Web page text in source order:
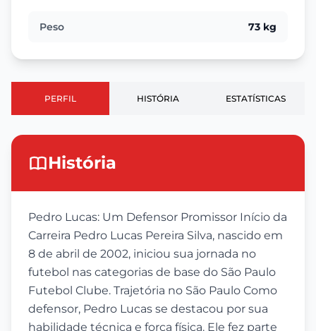
Peso 73 kg
PERFIL HISTÓRIA ESTATÍSTICAS
História
Pedro Lucas: Um Defensor Promissor Início da
Carreira Pedro Lucas Pereira Silva, nascido em
8 de abril de 2002, iniciou sua jornada no
futebol nas categorias de base do São Paulo
Futebol Clube. Trajetória no São Paulo Como
defensor, Pedro Lucas se destacou por sua
habilidade técnica e força física. Ele fez parte